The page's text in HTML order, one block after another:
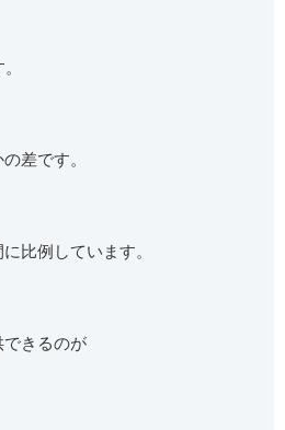
差です。
比例しています。
できるのが